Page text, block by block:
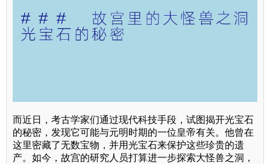
而近日，考古学家们通过现代科技手段，试图揭开光宝石
的秘密，发现它可能与元明时期的一位皇帝有关。他曾在
这里密藏了无数宝物，并用光宝石来保护这些珍贵的遗
产。如今，故宫的研究人员打算进一步探索大怪兽之洞，